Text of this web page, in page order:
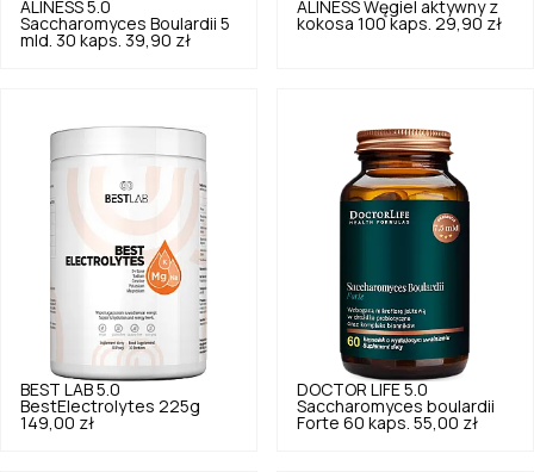
ALINESS 5.0
Saccharomyces Boulardii 5
mld. 30 kaps. 39,90 zł
ALINESS Węgiel aktywny z
kokosa 100 kaps. 29,90 zł
BEST LAB 5.0
BestElectrolytes 225g
149,00 zł
DOCTOR LIFE 5.0
Saccharomyces boulardii
Forte 60 kaps. 55,00 zł